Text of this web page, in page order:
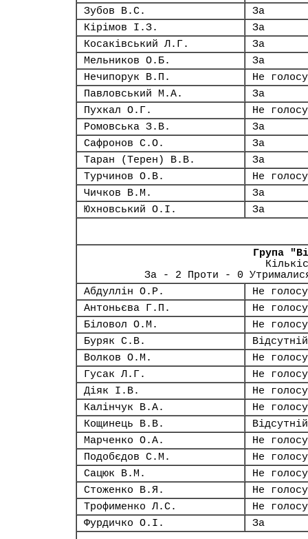
Зубов В.С.
За
Кірімов І.З.
За
Косаківський Л.Г.
За
Мельников О.Б.
За
Нечипорук В.П.
Не
Павловський М.А.
За
Пухкал О.Г.
Не
Ромовська З.В.
За
Сафронов С.О.
За
Таран (Терен) В.В.
За
Турчинов О.В.
Не
Чичков В.М.
За
Юхновський О.І.
За
Група
За - 2 Проти - 0
Абдуллін О.Р.
Не
Антоньєва Г.П.
Не
Біловол О.М.
Не
Буряк С.В.
Відсутній
Волков О.М.
Не
Гусак Л.Г.
Не
Діяк І.В.
Не
Калінчук В.А.
Не
Кощинець В.В.
Відсутній
Марченко О.А.
Не
Подобєдов С.М.
Не
Сацюк В.М.
Не
Стоженко В.Я.
Не
Трофименко Л.С.
Не
Фурдичко О.І.
За